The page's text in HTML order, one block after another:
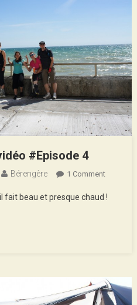
#Episode 4
Bérengère 1 CommentOn
–
fait beau et presque chaud !